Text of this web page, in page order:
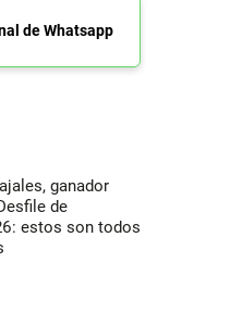
de Whatsapp
ganador
de
estos son todos